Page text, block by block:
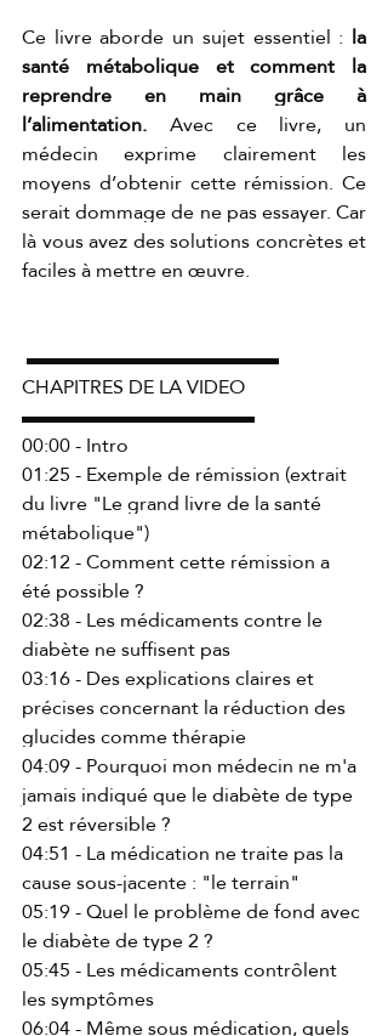
Ce livre aborde un sujet essentiel : la
santé métabolique et comment la
reprendre en main grâce à
l’alimentation. Avec ce livre, un
médecin exprime clairement les
moyens d’obtenir cette rémission. Ce
serait dommage de ne pas essayer. Car
là vous avez des solutions concrètes et
faciles à mettre en œuvre.
CHAPITRES DE LA VIDEO
▬▬▬▬▬▬▬▬▬▬▬▬
00:00 - Intro
01:25 - Exemple de rémission (extrait
du livre "Le grand livre de la santé
métabolique")
02:12 - Comment cette rémission a
été possible ?
02:38 - Les médicaments contre le
diabète ne suffisent pas
03:16 - Des explications claires et
précises concernant la réduction des
glucides comme thérapie
04:09 - Pourquoi mon médecin ne m'a
jamais indiqué que le diabète de type
2 est réversible ?
04:51 - La médication ne traite pas la
cause sous-jacente : "le terrain"
05:19 - Quel le problème de fond avec
le diabète de type 2 ?
05:45 - Les médicaments contrôlent
les symptômes
06:04 - Même sous médication, quels